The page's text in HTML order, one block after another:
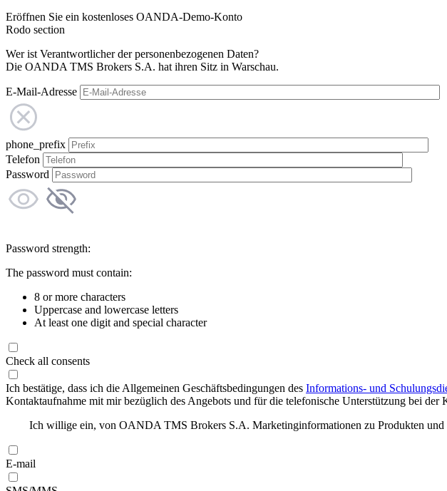
Eröffnen Sie ein kostenloses OANDA-Demo-Konto
Rodo section
Wer ist Verantwortlicher der personenbezogenen Daten?
Die OANDA TMS Brokers S.A. hat ihren Sitz in Warschau.
E-Mail-Adresse
phone_prefix
Telefon
Password
Password strength:
The password must contain:
8 or more characters
Uppercase and lowercase letters
At least one digit and special character
Check all consents
Ich bestätige, dass ich die Allgemeinen Geschäftsbedingungen des Informations- und
Kontaktaufnahme mit mir bezüglich des Angebots und für die telefonische Unterstützung bei
Ich willige ein, von OANDA TMS Brokers S.A. Marketinginformationen zu Produkten und
E-mail